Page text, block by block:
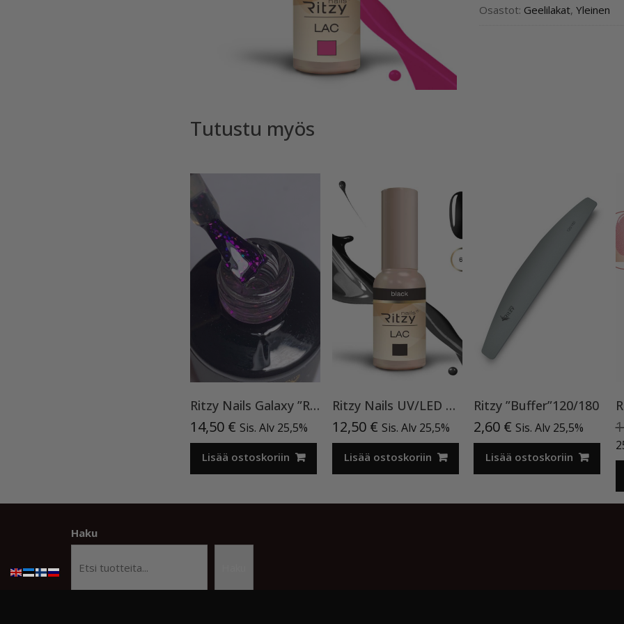
Osastot: Geelilakat, Yleinen
Tutustu myös
Ritzy Nails Galaxy ”Rainbow” 8ml
14,50 € Sis. Alv 25,5%
Lisää ostoskoriin
Ritzy Nails UV/LED gel polish ”Black” 64, 9ml, geelilakka TPO vapaa
12,50 € Sis. Alv 25,5%
Lisää ostoskoriin
Ritzy ”Buffer”120/180
2,60 € Sis. Alv 25,5%
Lisää ostoskoriin
Haku